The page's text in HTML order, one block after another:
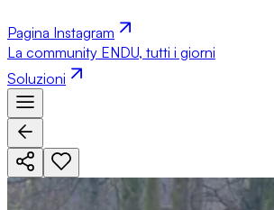
Pagina Instagram
La community ENDU, tutti i giorni
Soluzioni